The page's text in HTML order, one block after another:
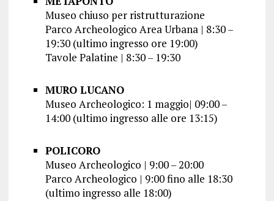
Museo chiuso per ristrutturazione
Parco Archeologico Area Urbana | 8:30 –
19:30 (ultimo ingresso ore 19:00)
Tavole Palatine | 8:30 – 19:30
MURO LUCANO
Museo Archeologico: 1 maggio| 09:00 –
14:00 (ultimo ingresso alle ore 13:15)
POLICORO
Museo Archeologico | 9:00 – 20:00
Parco Archeologico | 9:00 fino alle 18:30
(ultimo ingresso alle 18:00)